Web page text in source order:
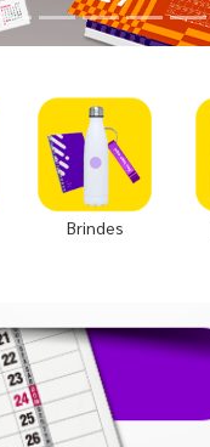
Brindes